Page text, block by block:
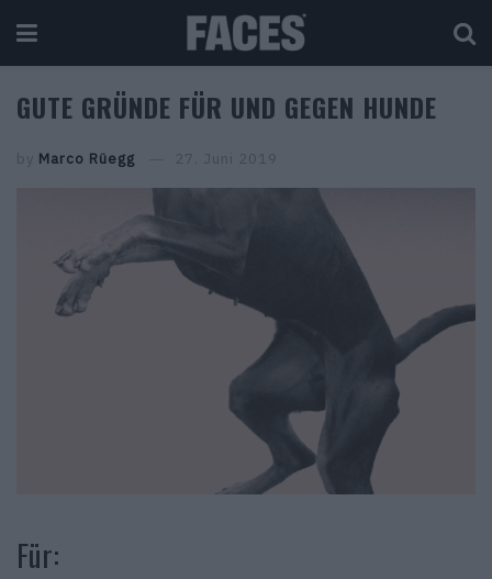
GUTE GRÜNDE FÜR UND GEGEN HUNDE
by Marco Rüegg 27. Juni 2019
Für: